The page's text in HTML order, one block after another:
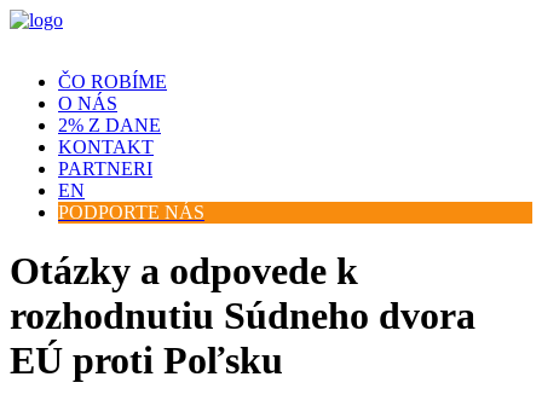
ČO ROBÍME
O NÁS
2% Z DANE
KONTAKT
PARTNERI
EN
PODPORTE NÁS
Otázky a odpovede k
rozhodnutiu Súdneho dvora
EÚ proti Poľsku